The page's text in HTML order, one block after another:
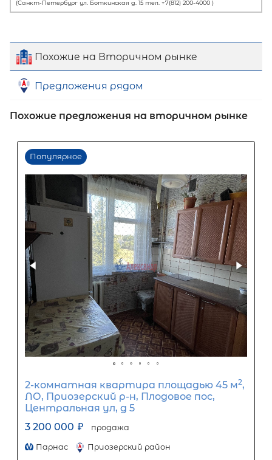
Первый взнос
0 10 20 30 40 50 60 70 80
Срок кредита
15 лет
1 10 15 20 25
Процентная
ставка
12%
10
Ежемесячный платеж
Похожие на Вторичном рынке
Предложения рядом
Похожие предложения на вторичном рынке